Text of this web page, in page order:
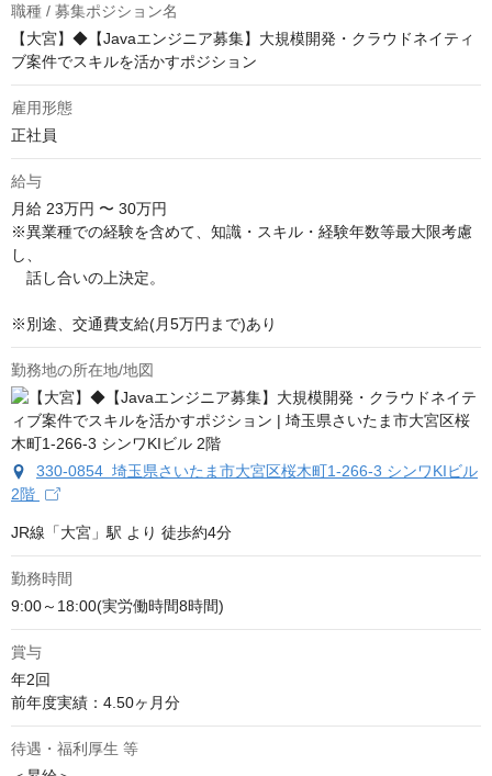
職種 / 募集ポジション名
【大宮】◆【Javaエンジニア募集】大規模開発・クラウドネイティ
ブ案件でスキルを活かすポジション
雇用形態
正社員
給与
月給 23万円 〜 30万円
※異業種での経験を含めて、知識・スキル・経験年数等最大限考慮
し、
話し合いの上決定。
※別途、交通費支給(月5万円まで)あり
勤務地の所在地/地図
330-0854 埼玉県さいたま市大宮区桜木町1-266-3 シンワKIビル
2階
JR線「大宮」駅 より 徒歩約4分
勤務時間
9:00～18:00(実労働時間8時間)
賞与
年2回
前年度実績：4.50ヶ月分
待遇・福利厚生 等